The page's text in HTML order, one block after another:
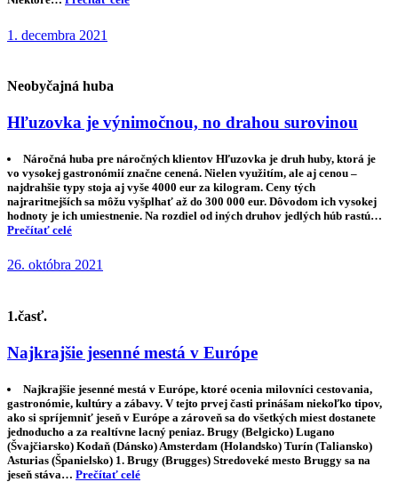
1. decembra 2021
Neobyčajná huba
Hľuzovka je výnimočnou, no drahou surovinou
Náročná huba pre náročných klientov Hľuzovka je druh huby, ktorá je
vo vysokej gastronómií značne cenená. Nielen využitím, ale aj cenou –
najdrahšie typy stoja aj vyše 4000 eur za kilogram. Ceny tých
najraritnejších sa môžu vyšplhať až do 300 000 eur. Dôvodom ich vysokej
hodnoty je ich umiestnenie. Na rozdiel od iných druhov jedlých húb rastú…
Prečítať celé
26. októbra 2021
1.časť.
Najkrajšie jesenné mestá v Európe
Najkrajšie jesenné mestá v Európe, ktoré ocenia milovníci cestovania,
gastronómie, kultúry a zábavy. V tejto prvej časti prinášam niekoľko tipov,
ako si spríjemniť jeseň v Európe a zároveň sa do všetkých miest dostanete
jednoducho a za realtívne lacný peniaz. Brugy (Belgicko) Lugano
(Švajčiarsko) Kodaň (Dánsko) Amsterdam (Holandsko) Turín (Taliansko)
Asturias (Španielsko) 1. Brugy (Brugges) Stredoveké mesto Bruggy sa na
jeseň stáva… Prečítať celé